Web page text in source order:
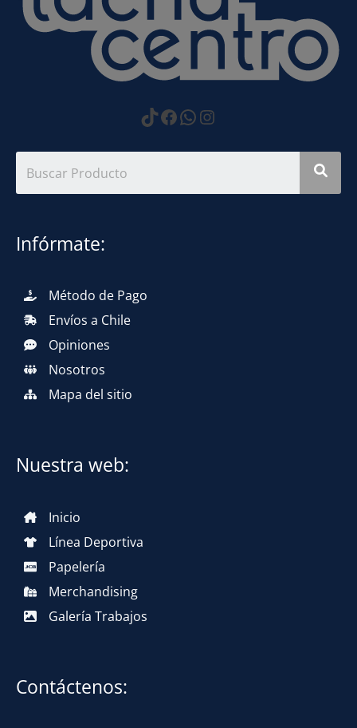
https://
Facebook
WhatsApp
Instagram
Infórmate:
Método de Pago
Envíos a Chile
Opiniones
Nosotros
Mapa del sitio
Nuestra web:
Inicio
Línea Deportiva
Papelería
Merchandising
Galería Trabajos
Contáctenos: